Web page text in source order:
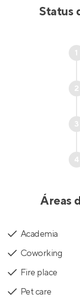
Status
1
2
3
4
Áreas
Academia
Coworking
Fire place
Pet care